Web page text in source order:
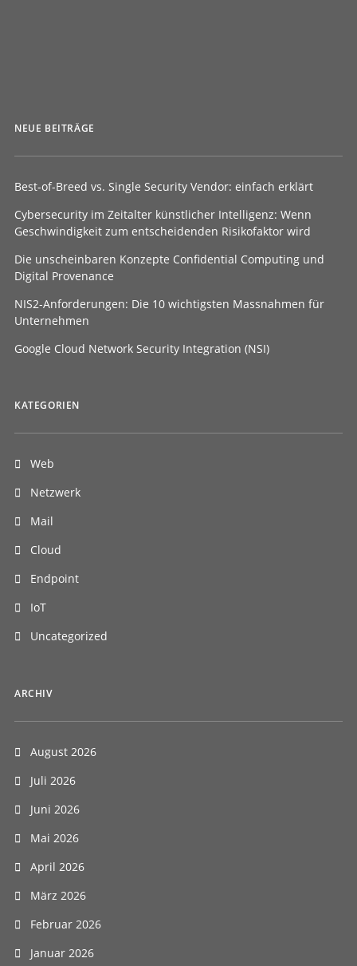
NEUE BEITRÄGE
Best-of-Breed vs. Single Security Vendor: einfach erklärt
Cybersecurity im Zeitalter künstlicher Intelligenz: Wenn
Geschwindigkeit zum entscheidenden Risikofaktor wird
Die unscheinbaren Konzepte Confidential Computing und
Digital Provenance
NIS2-Anforderungen: Die 10 wichtigsten Massnahmen für
Unternehmen
Google Cloud Network Security Integration (NSI)
KATEGORIEN
Web
Netzwerk
Mail
Cloud
Endpoint
IoT
Uncategorized
ARCHIV
August 2026
Juli 2026
Juni 2026
Mai 2026
April 2026
März 2026
Februar 2026
Januar 2026